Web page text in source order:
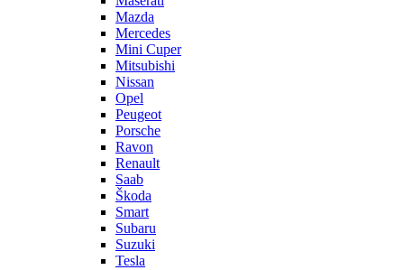
Mazda
Mercedes
Mini Cuper
Mitsubishi
Nissan
Opel
Peugeot
Porsche
Ravon
Renault
Saab
Škoda
Smart
Subaru
Suzuki
Tesla